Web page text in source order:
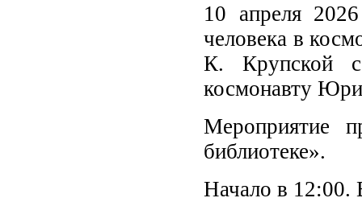
10 апреля
человека в
К. Крупской
космонавту
Мероприятие
библиотеке».
Начало в 12:00.